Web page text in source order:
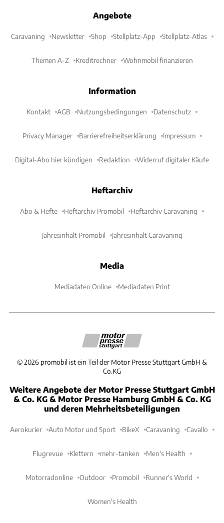
Angebote
Caravaning Newsletter Shop Stellplatz-App Stellplatz-Atlas
Themen A-Z Kreditrechner Wohnmobil finanzieren
Information
Kontakt AGB Nutzungsbedingungen Datenschutz
Privacy Manager Barrierefreiheitserklärung Impressum
Digital-Abo hier kündigen Redaktion Widerruf digitaler Käufe
Heftarchiv
Abo & Hefte Heftarchiv Promobil Heftarchiv Caravaning
Jahresinhalt Promobil Jahresinhalt Caravaning
Media
Mediadaten Online Mediadaten Print
©2026 promobil ist ein Teil der Motor Presse Stuttgart GmbH &
Co.KG
Weitere Angebote der Motor Presse Stuttgart GmbH
& Co. KG & Motor Presse Hamburg GmbH & Co. KG
und deren Mehrheitsbeteiligungen
Aerokurier Auto Motor und Sport BikeX Caravaning Cavallo
Flugrevue Klettern mehr-tanken Men's Health
Motorradonline Outdoor Promobil Runner's World
Women's Health